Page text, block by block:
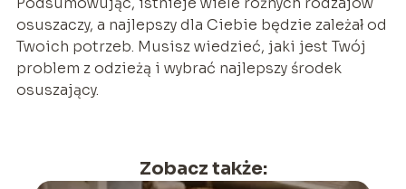
osuszaczy, a najlepszy dla Ciebie będzie zależał od
Twoich potrzeb. Musisz wiedzieć, jaki jest Twój
problem z odzieżą i wybrać najlepszy środek
osuszający.
Zobacz także: